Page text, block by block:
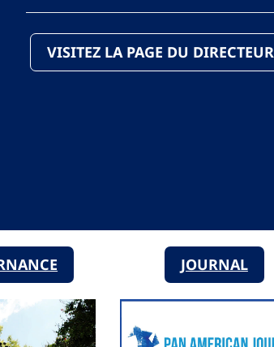
VISITEZ LA PAGE DU DIRECTEUR
JOURNAL